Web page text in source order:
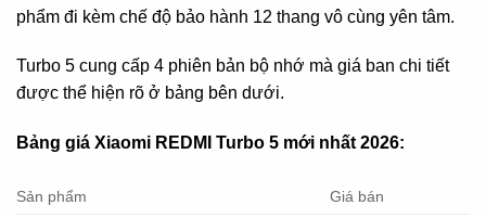
phẩm đi kèm chế độ bảo hành 12 thang vô cùng yên tâm.
Turbo 5 cung cấp 4 phiên bản bộ nhớ mà giá ban chi tiết
được thể hiện rõ ở bảng bên dưới.
Bảng giá Xiaomi REDMI Turbo 5 mới nhất 2026:
Sản phẩm Giá bán